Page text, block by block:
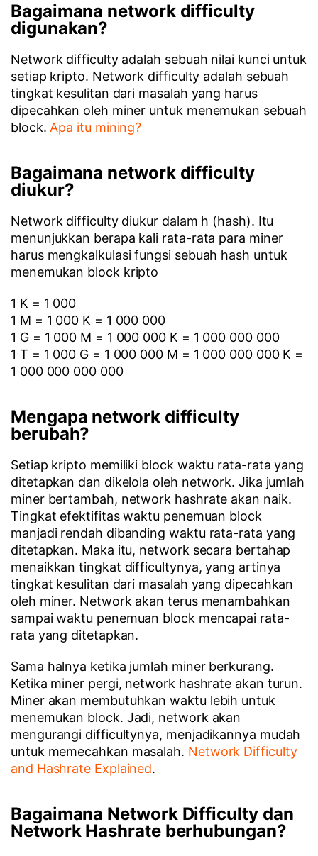
Bagaimana network difficulty
digunakan?
Network difficulty adalah sebuah nilai kunci untuk
setiap kripto. Network difficulty adalah sebuah
tingkat kesulitan dari masalah yang harus
dipecahkan oleh miner untuk menemukan sebuah
block. Apa itu mining?
Bagaimana network difficulty
diukur?
Network difficulty diukur dalam h (hash). Itu
menunjukkan berapa kali rata-rata para miner
harus mengkalkulasi fungsi sebuah hash untuk
menemukan block kripto
1 K = 1 000
1 M = 1 000 K = 1 000 000
1 G = 1 000 M = 1 000 000 K = 1 000 000 000
1 T = 1 000 G = 1 000 000 M = 1 000 000 000 K =
1 000 000 000 000
Mengapa network difficulty
berubah?
Setiap kripto memiliki block waktu rata-rata yang
ditetapkan dan dikelola oleh network. Jika jumlah
miner bertambah, network hashrate akan naik.
Tingkat efektifitas waktu penemuan block
manjadi rendah dibanding waktu rata-rata yang
ditetapkan. Maka itu, network secara bertahap
menaikkan tingkat difficultynya, yang artinya
tingkat kesulitan dari masalah yang dipecahkan
oleh miner. Network akan terus menambahkan
sampai waktu penemuan block mencapai rata-
rata yang ditetapkan.
Sama halnya ketika jumlah miner berkurang.
Ketika miner pergi, network hashrate akan turun.
Miner akan membutuhkan waktu lebih untuk
menemukan block. Jadi, network akan
mengurangi difficultynya, menjadikannya mudah
untuk memecahkan masalah. Network Difficulty
and Hashrate Explained.
Bagaimana Network Difficulty dan
Network Hashrate berhubungan?